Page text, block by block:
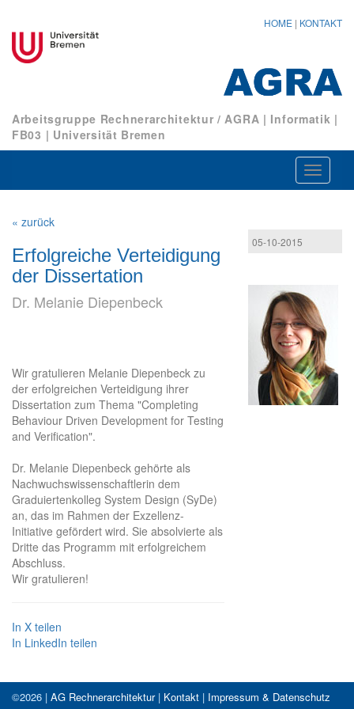
HOME | KONTAKT
Arbeitsgruppe Rechnerarchitektur / AGRA | Informatik |
FB03 | Universität Bremen
ein-/
« zurück
Erfolgreiche Verteidigung
der Dissertation
Dr. Melanie Diepenbeck
Wir gratulieren Melanie Diepenbeck zu
der erfolgreichen Verteidigung ihrer
Dissertation zum Thema "Completing
Behaviour Driven Development for Testing
and Verification".
Dr. Melanie Diepenbeck gehörte als
Nachwuchswissenschaftlerin dem
Graduiertenkolleg System Design (SyDe)
an, das im Rahmen der Exzellenz-
Initiative gefördert wird. Sie absolvierte als
Dritte das Programm mit erfolgreichem
Abschluss.
Wir gratulieren!
In X teilen
In LinkedIn teilen
05-10-2015
©2026 | AG Rechnerarchitektur| Kontakt | Impressum & Datenschutz